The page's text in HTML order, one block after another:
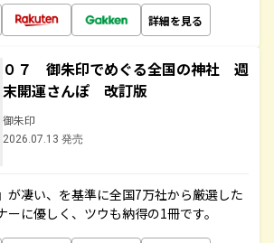
詳細を見る
０７ 御朱印でめぐる全国の神社 週
末開運さんぽ 改訂版
御朱印
2026.07.13 発売
が凄い、を基準に全国7万社から厳選した
に優しく、ツウも納得の1冊です。